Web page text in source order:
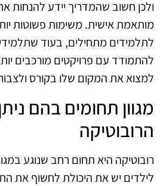
ולכן חשוב שהמדריך יידע להנחות
מותאמת אישית. משימות פשוטות
לתלמידים מתחילים, בעוד
להתמודד עם פרויקטים מורכבים
למצוא את המקום שלו בקורס
מגוון תחומים בהם
הרובוטיקה
רובוטיקה היא תחום רחב שנוגע
לילדים יש את היכולת לחשוף את